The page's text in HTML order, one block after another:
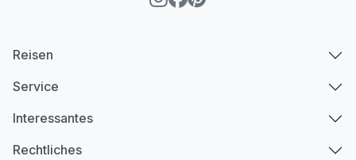
Reisen
Service
Interessantes
Rechtliches